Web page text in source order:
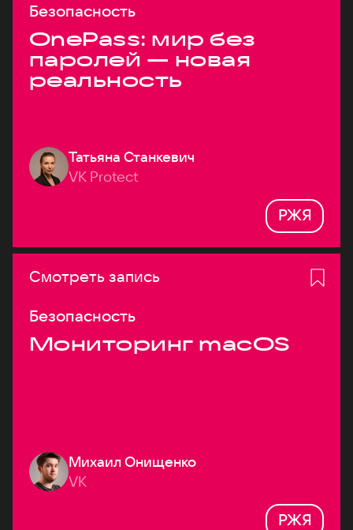
Безопасность
OnePass: мир без
паролей — новая
реальность
Татьяна Станкевич
VK Protect
РЖЯ
Смотреть запись
Безопасность
Мониторинг macOS
Михаил Онищенко
VK
РЖЯ